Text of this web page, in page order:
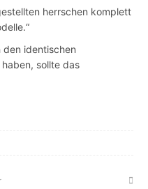
herrschen komplett
den identischen
sollte das